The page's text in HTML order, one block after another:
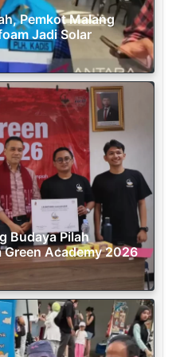
Pemkot Malang
Jadi Solar
Budaya Pilah
Green Academy 2026